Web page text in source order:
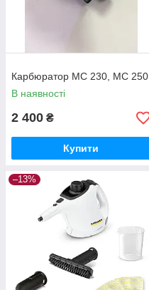
Карбюратор МС 230, MC 250
В наявності
2 400 ₴
Купити
–13%